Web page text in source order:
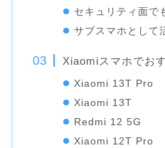
セキュリティ面で
サブスマホとして
Xiaomiスマホでお
Xiaomi 13T Pro
Xiaomi 13T
Redmi 12 5G
Xiaomi 12T Pro